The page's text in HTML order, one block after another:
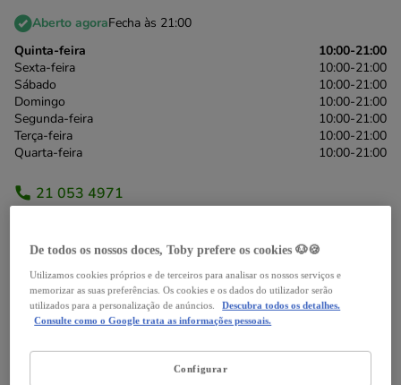
Aberto agoraFecha às 21:00
Quinta-feira
10:00-21:00
Sexta-feira
10:00-21:00
Sábado
10:00-21:00
Domingo
10:00-21:00
Segunda-feira
10:00-21:00
Terça-feira
10:00-21:00
Quarta-feira
10:00-21:00
21 053 4971
Itinerário
Serviços Notícias Avaliações
De todos os nossos doces, Toby prefere os cookies 🐶🍪
Utilizamos cookies próprios e de terceiros para analisar os nossos serviços e
memorizar as suas preferências. Os cookies e os dados do utilizador serão
utilizados para a personalização de anúncios.
Descubra todos os detalhes.
Consulte como o Google trata as informações pessoais.
Configurar